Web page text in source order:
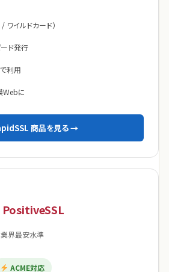
ワイルドカード）
ド発行
利用
Webに
商品を見る →
界最安水準
ACME対応